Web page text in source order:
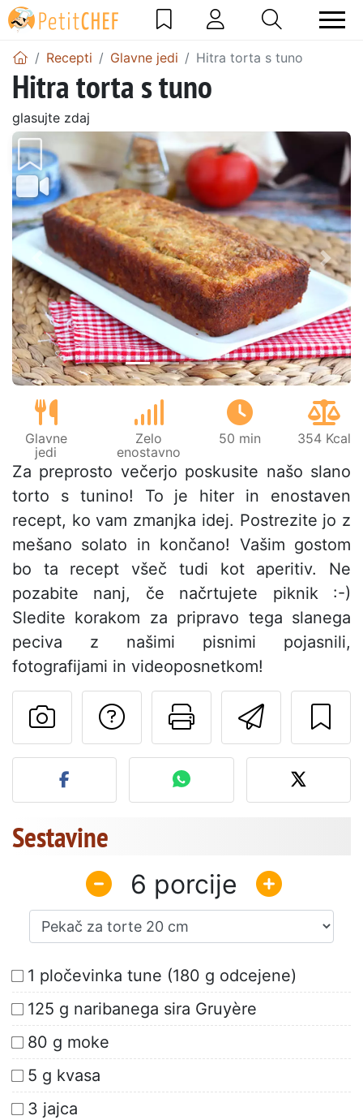
Recepti Glavne jedi Hitra torta s tuno
Hitra torta s tuno
glasujte zdaj
Prejšnji
Glavne
jedi
Zelo
enostavno
50 min 354 Kcal
Za preprosto večerjo poskusite našo slano
torto s tunino! To je hiter in enostaven
recept, ko vam zmanjka idej. Postrezite jo z
mešano solato in končano! Vašim gostom
bo ta recept všeč tudi kot aperitiv. Ne
pozabite nanj, če načrtujete piknik :-)
Sledite korakom za pripravo tega slanega
peciva z našimi pisnimi pojasnili,
fotografijami in videoposnetkom!
Pošlji
Natisni to
Postavite
Objavite svojo fotografijo
Sestavine
6
1 pločevinka tune (180 g odcejene)
125 g naribanega sira Gruyère
80 g moke
5 g kvasa
3 jajca